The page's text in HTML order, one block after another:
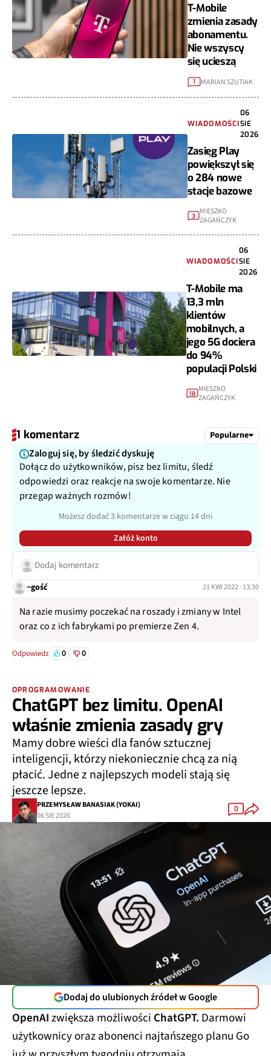
T-Mobile
zmienia zasady
abonamentu.
Nie wszyscy
się ucieszą
1 MARIAN SZUTIAK
WIADOMOŚCI
06
SIE
2026
Zasięg Play
powiększył się
o 284 nowe
stacje bazowe
3 MIESZKO
ZAGAŃCZYK
WIADOMOŚCI
06
SIE
2026
T-Mobile ma
13,3 mln
klientów
mobilnych, a
jego 5G dociera
do 94%
populacji Polski
18 MIESZKO
ZAGAŃCZYK
1 komentarz Popularne
Zaloguj się, by śledzić dyskuję
Dołącz do użytkowników, pisz bez limitu, śledź
odpowiedzi oraz reakcje na swoje komentarze. Nie
przegap ważnych rozmów!
Możesz dodać 3 komentarze w ciągu 14 dni
Załóż konto
Dodaj komentarz
~gość 21 KWI 2022 · 13:30
Na razie musimy poczekać na roszady i zmiany w Intel
oraz co z ich fabrykami po premierze Zen 4.
Odpowiedz 0 0
OPROGRAMOWANIE
ChatGPT bez limitu. OpenAI
właśnie zmienia zasady gry
Mamy dobre wieści dla fanów sztucznej
inteligencji, którzy niekoniecznie chcą za nią
płacić. Jedne z najlepszych modeli stają się
jeszcze lepsze.
PRZEMYSŁAW BANASIAK (YOKAI)
06 SIE 2026
0
Dodaj do ulubionych źródeł w Google
OpenAIzwiększa możliwości ChatGPT. Darmowi
użytkownicy oraz abonenci najtańszego planu Go